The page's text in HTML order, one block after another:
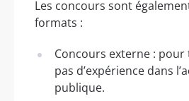
Les concours sont
formats :
Concours externe : pour
pas d’expérience dans
publique.